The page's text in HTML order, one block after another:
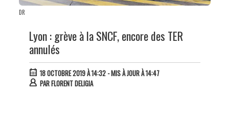
DR
Lyon : grève à la SNCF, encore des TER
annulés
18 OCTOBRE 2019 À 14:32- MIS À JOUR À 14:47
PARFLORENT DELIGIA